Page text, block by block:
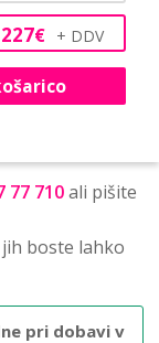
227€
77 710ali pišite
boste lahko
pri dobavi v